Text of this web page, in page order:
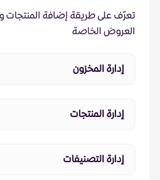
مجتمع تجار زد
تعرّف على طريقة إضافة المنتجات
العروض الخاصة
إدارة المخزون
إدارة المنتجات
إدارة التصنيفات